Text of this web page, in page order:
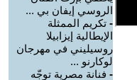
الروسي إيفان بي ...
- تكريم الممثلة
الإيطالية إيزابيلا
روسيليني في مهرجان
لوكارنو ...
- فنانة مصرية توجّه